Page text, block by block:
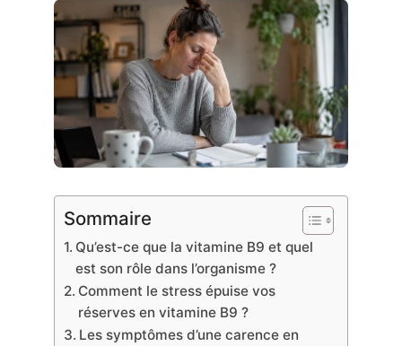
Sommaire
Qu’est-ce que la vitamine B9 et quel
est son rôle dans l’organisme ?
Comment le stress épuise vos
réserves en vitamine B9 ?
Les symptômes d’une carence en